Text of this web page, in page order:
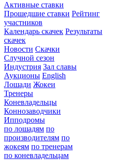
Активные ставки
Прошедшие ставки Рейтинг
участников
Календарь скачек Результаты
скачек
Новости Скачки
Случной сезон
Индустрия Зал славы
Аукционы English
Лошади Жокеи
Тренеры
Коневладельцы
Коннозаводчики
Ипподромы
по лошадям по
производителям по
жокеям по тренерам
по коневладельцам